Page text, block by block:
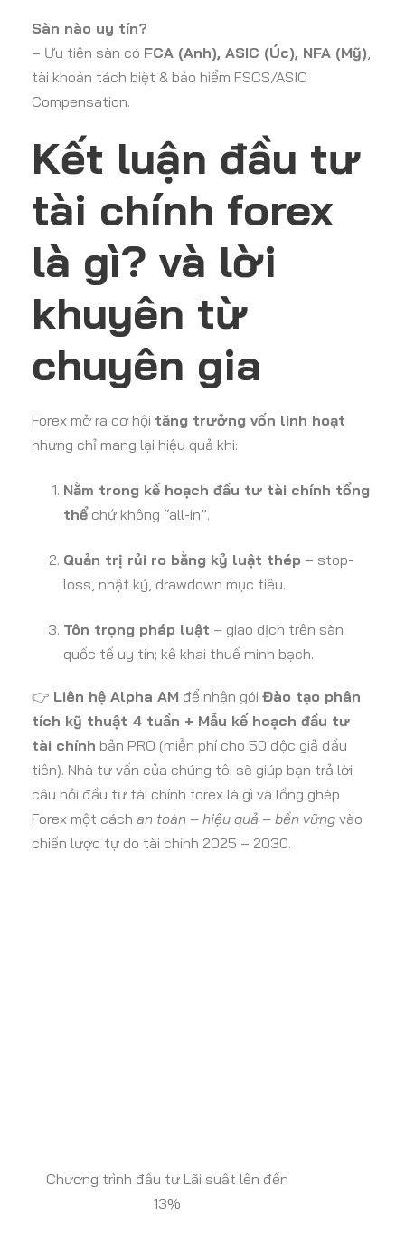
Sàn nào uy tín?
– Ưu tiên sàn có FCA (Anh), ASIC (Úc), NFA (Mỹ),
tài khoản tách biệt & bảo hiểm FSCS/ASIC
Compensation.
Kết luận đầu tư
tài chính forex
là gì? và lời
khuyên từ
chuyên gia
Forex mở ra cơ hội tăng trưởng vốn linh hoạt
nhưng chỉ mang lại hiệu quả khi:
Nằm trong kế hoạch đầu tư tài chính tổng
thểchứ không “all-in”.
Quản trị rủi ro bằng kỷ luật thép – stop-
loss, nhật ký, drawdown mục tiêu.
Tôn trọng pháp luật – giao dịch trên sàn
quốc tế uy tín; kê khai thuế minh bạch.
👉 Liên hệ Alpha AM để nhận gói Đào tạo phân
tích kỹ thuật 4 tuần + Mẫu kế hoạch đầu tư
tài chính bản PRO (miễn phí cho 50 độc giả đầu
tiên). Nhà tư vấn của chúng tôi sẽ giúp bạn trả lời
câu hỏi đầu tư tài chính forex là gì và lồng ghép
Forex một cách an toàn – hiệu quả – bền vững vào
chiến lược tự do tài chính 2025 – 2030.
Chương trình đầu tư Lãi suất lên đến
13%